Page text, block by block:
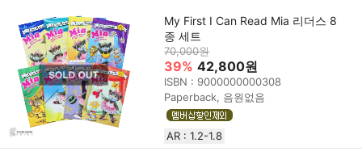
My First I Can Read Mia 리더스 8
종 세트
70,000원
39% 42,800원
ISBN : 9000000000308
Paperback, 음원없음
AR : 1.2-1.8